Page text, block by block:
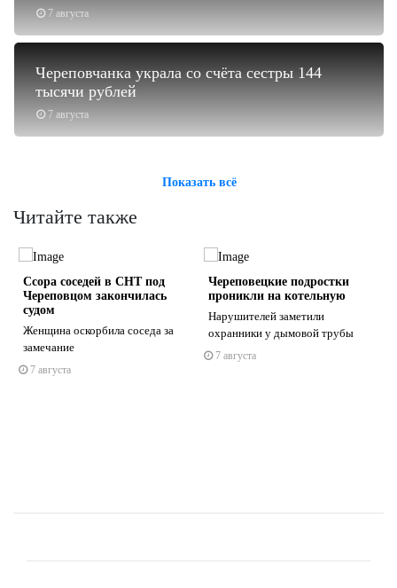
7 августа
7 августа
Череповчанка украла со счёта сестры 144
тысячи рублей
Показать всё
Читайте также
Ссора соседей в СНТ под
Череповцом закончилась
судом
Женщина оскорбила соседа за
замечание
7 августа
Череповецкие подростки
проникли на котельную
Нарушителей заметили
охранники у дымовой трубы
7 августа